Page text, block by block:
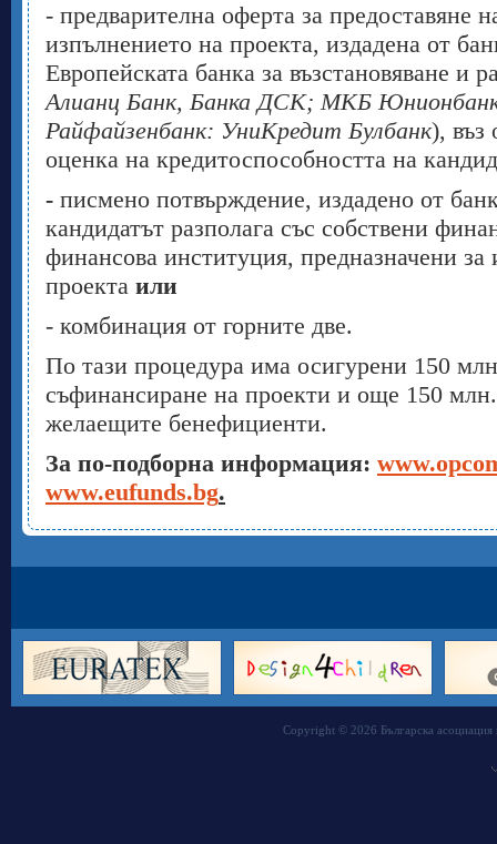
- предварителна оферта за предоставяне
изпълнението на проекта, издадена от
Европейската банка за възстановяване и
Алианц Банк, Банка ДСК; МКБ
Райфайзенбанк: УниКредит Булбанк), въз
оценка на кредитоспособността на
- писмено потвърждение, издадено от
кандидатът разполага със собствени
финансова институция, предназначени за
проекта или
- комбинация от горните две.
По тази процедура има осигурени 150
съфинансиране на проекти и още 150
желаещите бенефициенти.
За по-подборна информация:
www.eufunds.bg.
Copyright © 2026 Българска асоциация